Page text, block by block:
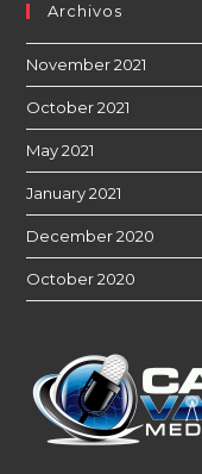
Archivos
November 2021
October 2021
May 2021
January 2021
December 2020
October 2020